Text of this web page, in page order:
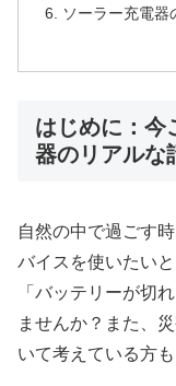
ソーラー充電器
はじめに：今
器のリアルな
自然の中で過ごす
バイスを使いたい
「バッテリーが切
ませんか？また、
いて考えている方も